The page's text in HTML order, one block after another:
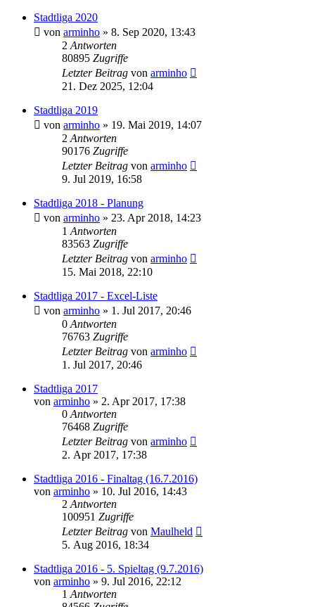
Stadtliga 2020
von arminho » 8. Sep 2020, 13:43
2 Antworten
80895 Zugriffe
Letzter Beitrag von arminho
21. Dez 2025, 12:04
Stadtliga 2019
von arminho » 19. Mai 2019, 14:07
2 Antworten
90176 Zugriffe
Letzter Beitrag von arminho
9. Jul 2019, 16:58
Stadtliga 2018 - Planung
von arminho » 23. Apr 2018, 14:23
1 Antworten
83563 Zugriffe
Letzter Beitrag von arminho
15. Mai 2018, 22:10
Stadtliga 2017 - Excel-Liste
von arminho » 1. Jul 2017, 20:46
0 Antworten
76763 Zugriffe
Letzter Beitrag von arminho
1. Jul 2017, 20:46
Stadtliga 2017
von arminho » 2. Apr 2017, 17:38
0 Antworten
76468 Zugriffe
Letzter Beitrag von arminho
2. Apr 2017, 17:38
Stadtliga 2016 - Finaltag (16.7.2016)
von arminho » 10. Jul 2016, 14:43
2 Antworten
100951 Zugriffe
Letzter Beitrag von Maulheld
5. Aug 2016, 18:34
Stadtliga 2016 - 5. Spieltag (9.7.2016)
von arminho » 9. Jul 2016, 22:12
1 Antworten